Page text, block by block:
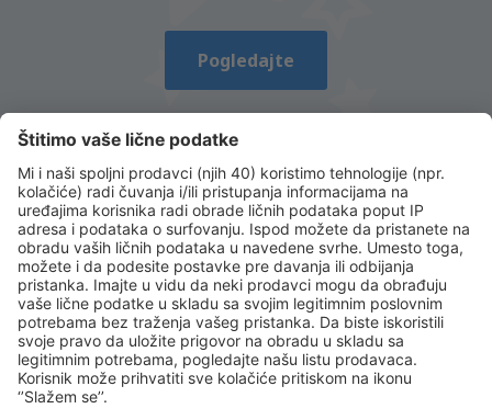
Pogledajte
Preuzmi našu aplikacijui planiraj svoja
putovanja